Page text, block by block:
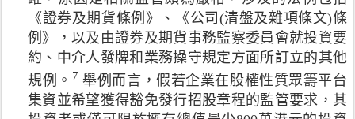
至
2
0
5
年
球
準
則
的
組
織
)
首
5
年
內
倒
閉
的
閱
國
際
證
券
事
符
號
代
表
現
時
並
《證券及期貨條例》、《公司(清盤及雜項條文)條
例》，以及由證券及期貨事務監察委員會就投資要
約、中介人發牌和業務操守規定方面所訂立的其他
規例。 7 註
釋
符
舉例而言，假若企業在股權性質眾籌平台
集資並希望獲得豁免發行招股章程的監管要求，其